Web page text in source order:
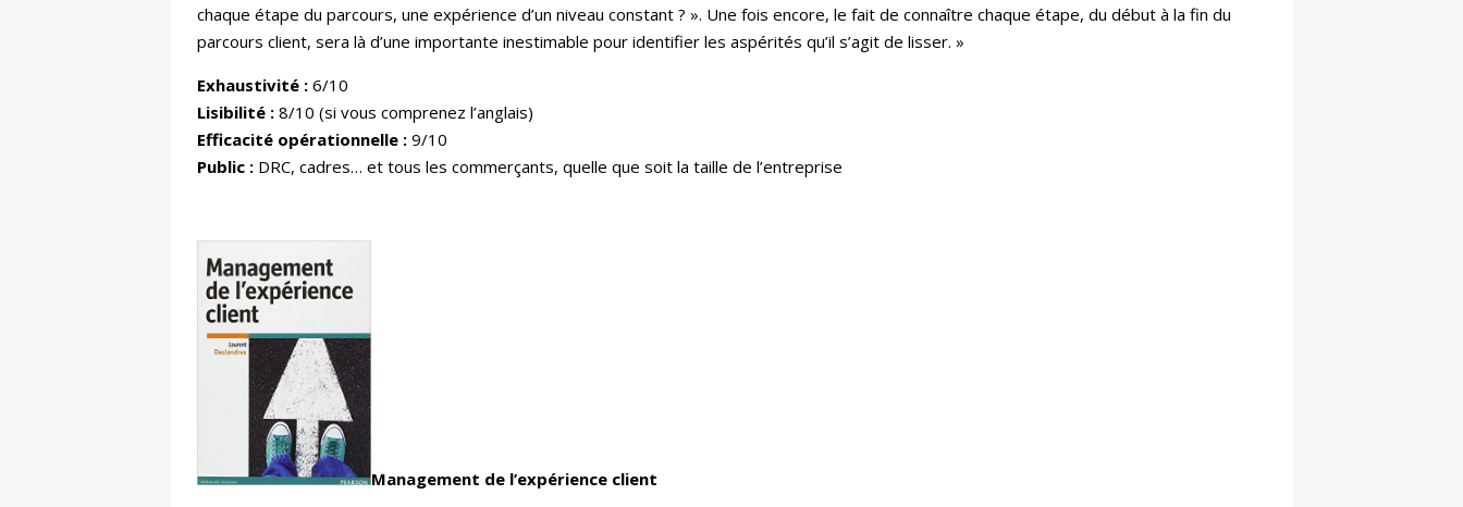
chaque étape du parcours, une expérience d’un niveau constant ? ». Une fois encore, le fait de connaître chaque étape, du début à la fin du
parcours client, sera là d’une importante inestimable pour identifier les aspérités qu’il s’agit de lisser. »
Exhaustivité : 6/10
Lisibilité : 8/10 (si vous comprenez l’anglais)
Efficacité opérationnelle : 9/10
Public : DRC, cadres… et tous les commerçants, quelle que soit la taille de l’entreprise
Management de l’expérience client